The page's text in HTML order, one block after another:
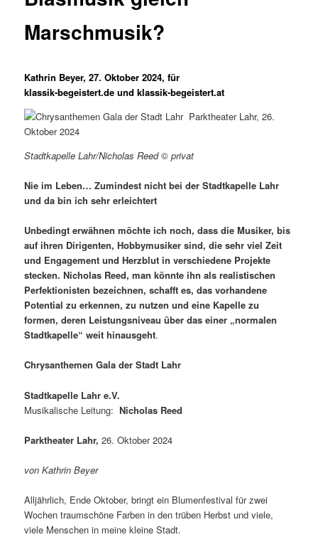
Marschmusik?
Kathrin Beyer, 27. Oktober 2024, für
klassik-begeistert.de und klassik-begeistert.at
Stadtkapelle Lahr/Nicholas Reed© privat
Nie im Leben… Zumindest nicht bei der Stadtkapelle Lahr
und da bin ich sehr erleichtert
Unbedingt erwähnen möchte ich noch, dass die Musiker, bis
auf ihren Dirigenten, Hobbymusiker sind, die sehr viel Zeit
und Engagement und Herzblut in verschiedene Projekte
stecken. Nicholas Reed, man könnte ihn als realistischen
Perfektionisten bezeichnen, schafft es, das vorhandene
Potential zu erkennen, zu nutzen und eine Kapelle zu
formen, deren Leistungsniveau über das einer „normalen
Stadtkapelle“ weit hinausgeht.
Chrysanthemen Gala der Stadt Lahr
Stadtkapelle Lahr e.V.
Musikalische Leitung:Nicholas Reed
Parktheater Lahr,26. Oktober 2024
von Kathrin Beyer
Alljährlich, Ende Oktober, bringt ein Blumenfestival für zwei
Wochen traumschöne Farben in den trüben Herbst und viele,
viele Menschen in meine kleine Stadt.